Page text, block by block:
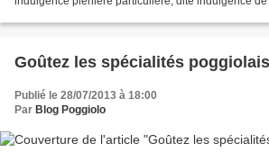
Goûtez les spécialités
Publié le 28/07/2013 à 18:00
Par Blog Poggiolo